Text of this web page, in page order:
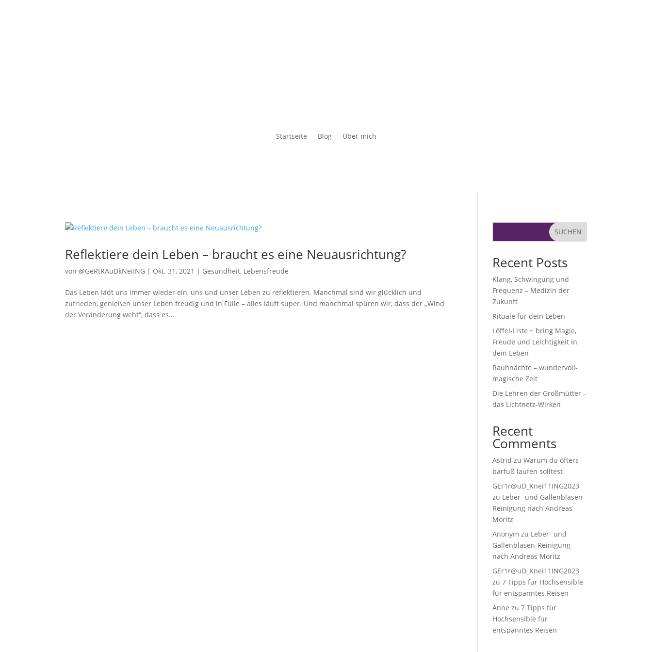
Startseite Blog Über mich
Reflektiere dein Leben – braucht es eine Neuausrichtung?
von @GeRtRAuDkNeiING | Okt. 31, 2021 | Gesundheit, Lebensfreude
Das Leben lädt uns immer wieder ein, uns und unser Leben zu reflektieren. Manchmal sind wir glücklich und
zufrieden, genießen unser Leben freudig und in Fülle – alles läuft super. Und manchmal spüren wir, dass der „Wind
der Veränderung weht“, dass es...
SUCHEN
Recent Posts
Klang, Schwingung und
Frequenz – Medizin der
Zukunft
Rituale für dein Leben
Löffel-Liste ~ bring Magie,
Freude und Leichtigkeit in
dein Leben
Rauhnächte – wundervoll-
magische Zeit
Die Lehren der Großmütter –
das Lichtnetz-Wirken
Recent
Comments
Astrid zuWarum du öfters
barfuß laufen solltest
GEr1r@uD_Knei11ING2023
zu Leber- und Gallenblasen-
Reinigung nach Andreas
Moritz
Anonym zu Leber- und
Gallenblasen-Reinigung
nach Andreas Moritz
GEr1r@uD_Knei11ING2023
zu7 Tipps für Hochsensible
für entspanntes Reisen
Anne zu7 Tipps für
Hochsensible für
entspanntes Reisen